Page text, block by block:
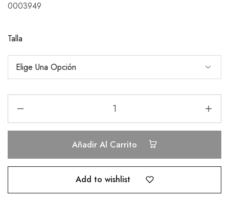
0003949
Talla
Añadir Al Carrito
Add to wishlist